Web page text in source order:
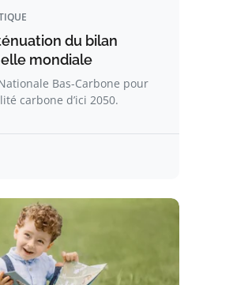
du bilan
mondiale
Bas-Carbone pour
carbone d’ici 2050.